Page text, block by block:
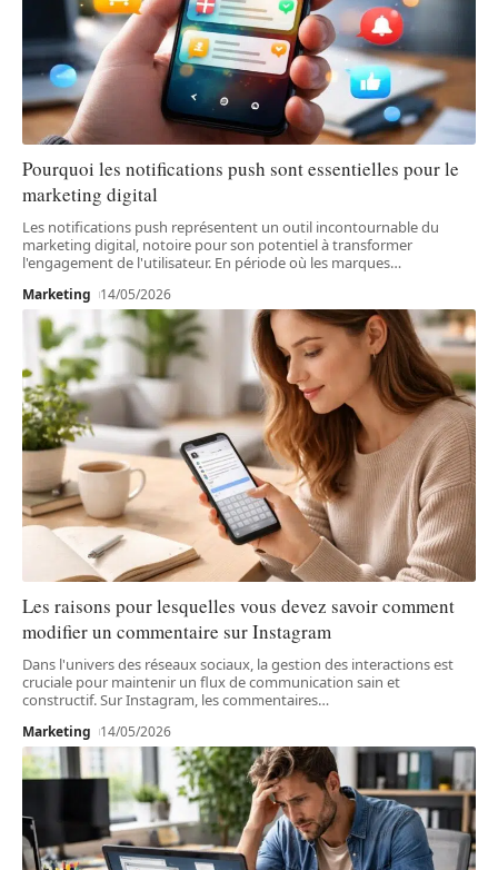
Pourquoi les notifications push sont essentielles pour le
marketing digital
Les notifications push représentent un outil incontournable du
marketing digital, notoire pour son potentiel à transformer
l'engagement de l'utilisateur. En période où les marques…
Marketing 14/05/2026
Les raisons pour lesquelles vous devez savoir comment
modifier un commentaire sur Instagram
Dans l'univers des réseaux sociaux, la gestion des interactions est
cruciale pour maintenir un flux de communication sain et
constructif. Sur Instagram, les commentaires…
Marketing 14/05/2026